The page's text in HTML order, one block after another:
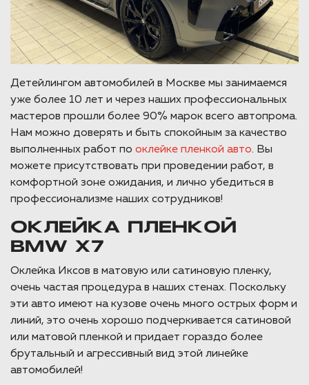
Детейлингом автомобилей в Москве мы занимаемся
уже более 10 лет и через наших профессиональных
мастеров прошли более 90% марок всего автопрома.
Нам можно доверять и быть спокойным за качество
выполненных работ по оклейке пленкой авто. Вы
можете присутствовать при проведении работ, в
комфортной зоне ожидания, и лично убедиться в
профессионализме наших сотрудников!
ОКЛЕЙКА ПЛЕНКОЙ
BMW X7
Оклейка Иксов в матовую или сатиновую пленку,
очень частая процедура в наших стенах. Поскольку
эти авто имеют на кузове очень много острых форм и
линий, это очень хорошо подчеркивается сатиновой
или матовой пленкой и придает гораздо более
брутальный и агрессивный вид этой линейке
автомобилей!